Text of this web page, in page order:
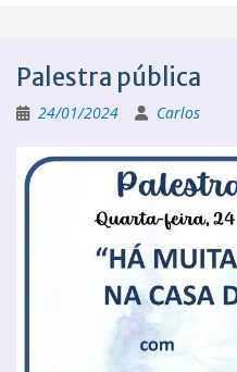
Palestra pública
24/01/2024 Carlos